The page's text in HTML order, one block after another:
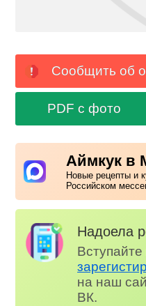
Сообщить об
PDF с фото
Аймкук в
Новые рецепты и
Российском
Надоела
на наш
ВК.